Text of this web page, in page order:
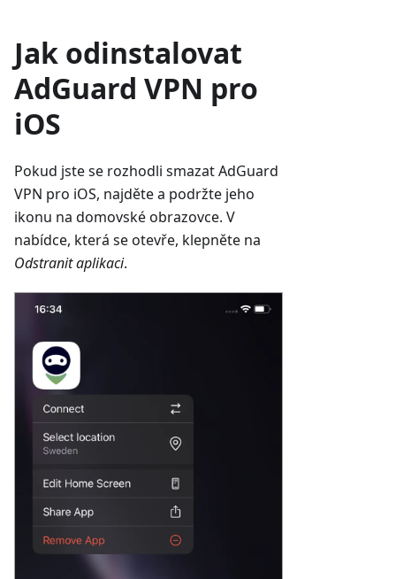
Jak odinstalovat
AdGuard VPN pro
iOS
Pokud jste se rozhodli smazat AdGuard
VPN pro iOS, najděte a podržte jeho
ikonu na domovské obrazovce. V
nabídce, která se otevře, klepněte na
Odstranit aplikaci.